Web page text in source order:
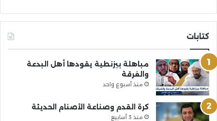
كتابات
مباهلة بيزنطية يقودها أهل البدعة
والفرقة
منذ أسبوع واحد
كرة القدم وصناعة الأصنام الحديثة
منذ 3 أسابيع